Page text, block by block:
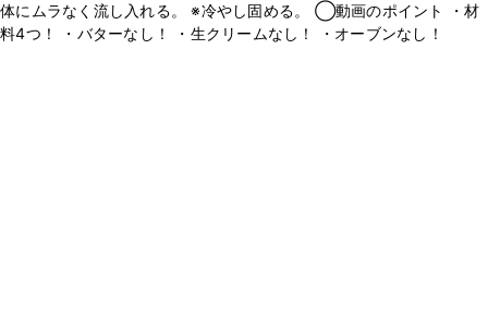
体にムラなく流し入れる。 ※冷やし固める。 ◯動画のポイント ・材
料4つ！ ・バターなし！ ・生クリームなし！ ・オーブンなし！